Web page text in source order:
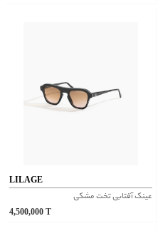
LILAGE
عینک آفتابی تخت مشکی
4,500,000